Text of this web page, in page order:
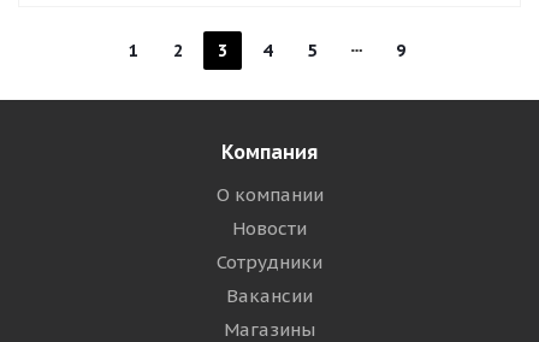
1 2 3 4 5 9
Компания
О компании
Новости
Сотрудники
Вакансии
Магазины